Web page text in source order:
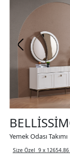
Yemek Odası Takımı
Size Özel 9 x 12654.86